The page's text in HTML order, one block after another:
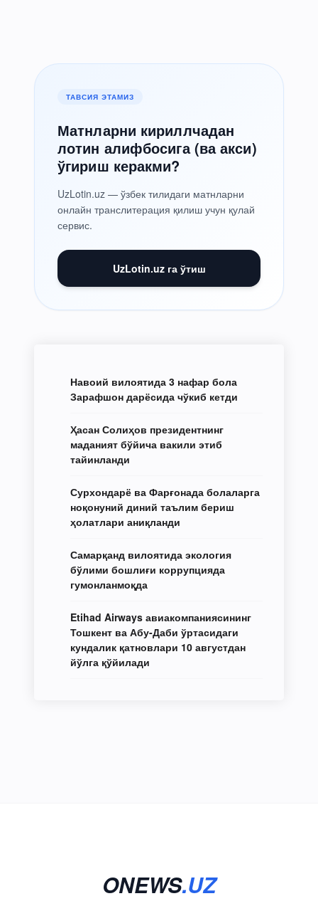
ТАВСИЯ ЭТАМИЗ
Матнларни кириллчадан
лотин алифбосига (ва акси)
ўгириш керакми?
UzLotin.uz — ўзбек тилидаги матнларни
онлайн транслитерация қилиш учун қулай
сервис.
UzLotin.uz га ўтиш
Навоий вилоятида 3 нафар бола
Зарафшон дарёсида чўкиб кетди
Ҳасан Солиҳов президентнинг
маданият бўйича вакили этиб
тайинланди
Сурхондарё ва Фарғонада болаларга
ноқонуний диний таълим бериш
ҳолатлари аниқланди
Самарқанд вилоятида экология
бўлими бошлиғи коррупцияда
гумонланмоқда
Etihad Airways авиакомпаниясининг
Тошкент ва Абу-Даби ўртасидаги
кундалик қатновлари 10 августдан
йўлга қўйилади
ONEWS.UZ